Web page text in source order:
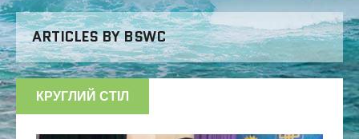
ARTICLES BY BSWC
КРУГЛИЙ СТІЛ